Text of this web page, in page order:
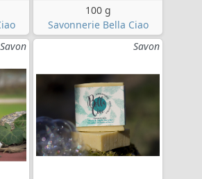
100 g
Savonnerie Bella Ciao
Savon
Savon